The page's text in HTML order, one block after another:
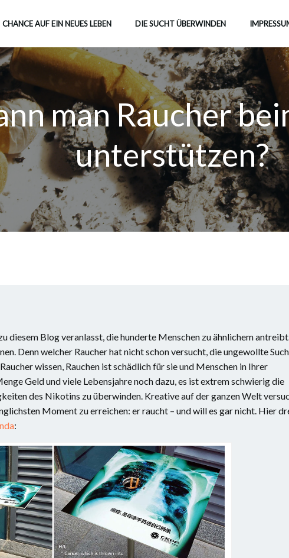
CHANCE AUF EIN NEUES LEBEN DIE SUCHT ÜBERWINDEN
man Raucher
unterstützen?
diesem Blog veranlasst, die hunderte Menschen zu ähnlichem
Denn welcher Raucher hat nicht schon versucht, die ungewollte
wissen, Rauchen ist schädlich für sie und Menschen in Ihrer
Geld und viele Lebensjahre noch dazu, es ist extrem schwierig die
des Nikotins zu überwinden. Kreative auf der ganzen Welt
Moment zu erreichen: er raucht – und will es gar nicht. Hier
: